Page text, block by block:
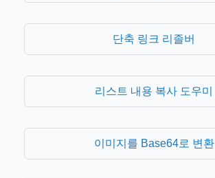
단축 링크 리졸버
리스트 내용 복사 도우미
이미지를 Base64로 변환